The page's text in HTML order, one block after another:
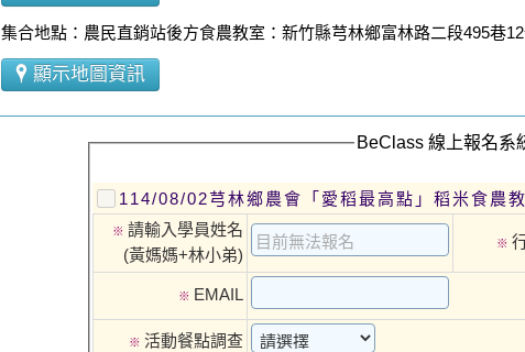
集合地點：農民直銷站後方食農教室：新竹縣芎林鄉富林路二段495巷
顯示地圖資訊
BeClass 線上報名系
114/08/02芎林鄉農會「愛稻最高點」稻米食農
※ 請輸入學員姓名
(黃媽媽+林小弟)
※
※ EMAIL
※ 活動餐點調查